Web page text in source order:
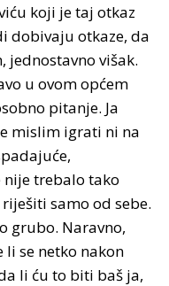
koji je taj otkaz
dobivaju otkaze, da
jednostavno višak.
u ovom općem
pitanje. Ja
mislim igrati ni na
nije trebalo tako
samo od sebe.
grubo. Naravno,
li se netko nakon
li ću to biti baš ja,